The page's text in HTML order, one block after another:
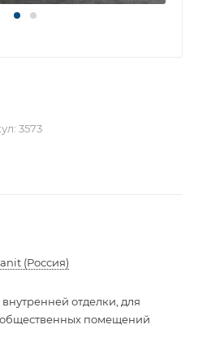
3573
(Россия)
внутренней отделки, для
общественных помещений